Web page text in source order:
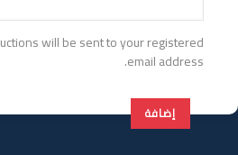
will be sent to your registered
email address.